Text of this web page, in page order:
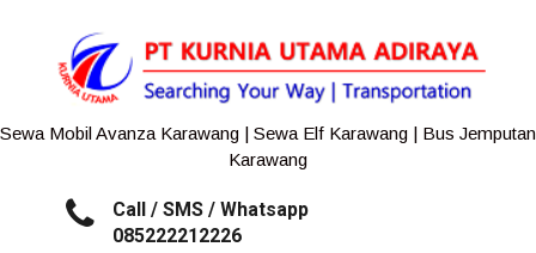
Sewa Mobil Avanza Karawang | Sewa Elf Karawang | Bus Jemputan
Karawang
Call / SMS / Whatsapp
085222212226